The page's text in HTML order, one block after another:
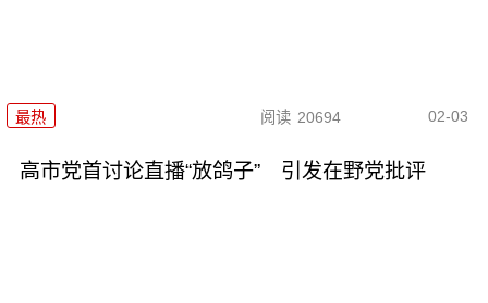
最热 阅读 20694 02-03
高市党首讨论直播“放鸽子” 引发在野党批评